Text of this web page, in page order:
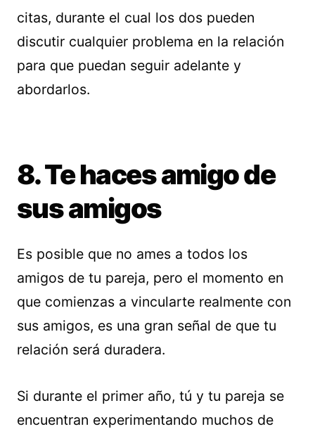
citas, durante el cual los dos pueden
discutir cualquier problema en la relación
para que puedan seguir adelante y
abordarlos.
8. Te haces amigo de
sus amigos
Es posible que no ames a todos los
amigos de tu pareja, pero el momento en
que comienzas a vincularte realmente con
sus amigos, es una gran señal de que tu
relación será duradera.
Si durante el primer año, tú y tu pareja se
encuentran experimentando muchos de